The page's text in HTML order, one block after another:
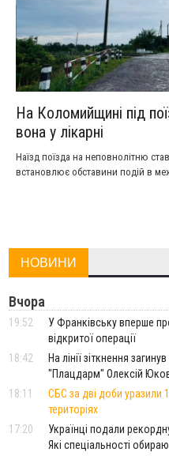
На Коломийщині під
вона у лікарні
Наїзд поїзда на неповнолітню
встановлює обставини подій в
НОВИНИ
Вчора
19:52
У Франківську вперше
відкритої операції
18:42
На лінії зіткнення
"Плацдарм" Олексій
18:11
СБС за дві доби уразили
територіях
17:20
Українці подали
Які спеціальності